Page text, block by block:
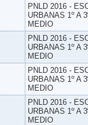
PNLD 2016 -
URBANAS 1º A
MEDIO
PNLD 2016 -
URBANAS 1º A
MEDIO
PNLD 2016 -
URBANAS 1º A
MEDIO
PNLD 2016 -
URBANAS 1º A
MEDIO